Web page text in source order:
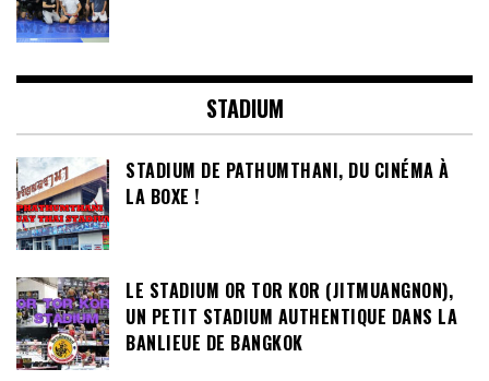
STADIUM
STADIUM DE PATHUMTHANI, DU CINÉMA À
LA BOXE !
LE STADIUM OR TOR KOR (JITMUANGNON),
UN PETIT STADIUM AUTHENTIQUE DANS LA
BANLIEUE DE BANGKOK